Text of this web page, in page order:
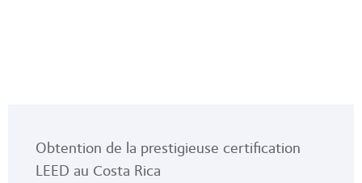
Obtention de la prestigieuse certification
LEED au Costa Rica